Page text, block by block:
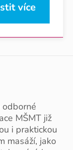
více
odborné
MŠMT již
i praktickou
masáží, jako